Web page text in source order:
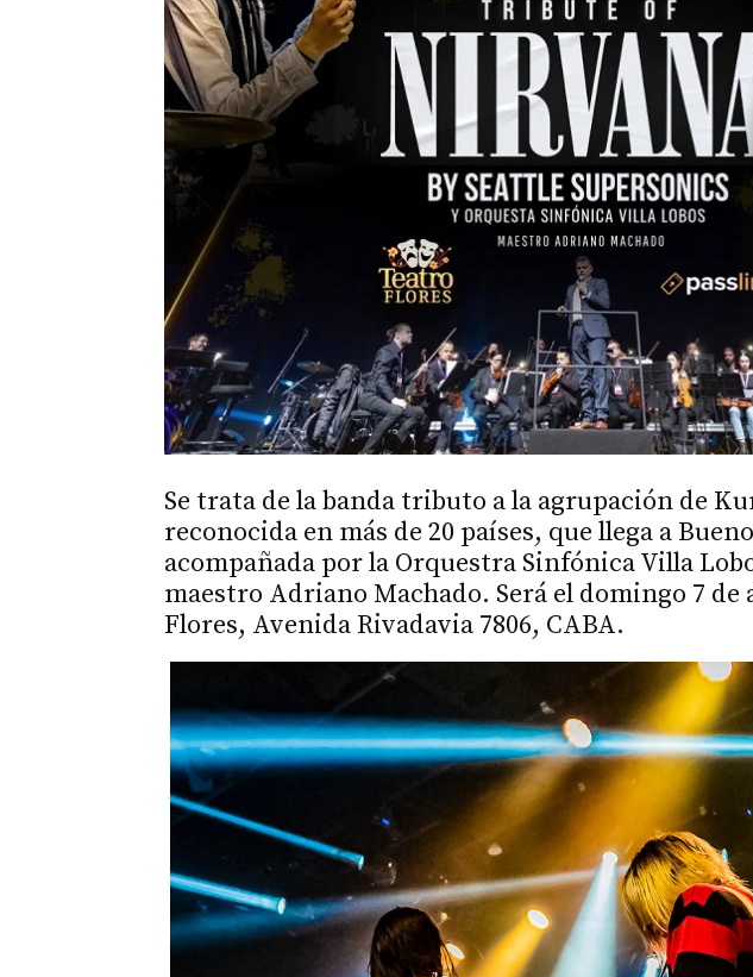
Se trata de la banda tributo a la agrupación de
reconocida en más de 20 países, que llega a
acompañada por la Orquestra Sinfónica Villa
maestro Adriano Machado. Será el domingo 7 de
Flores, Avenida Rivadavia 7806, CABA.